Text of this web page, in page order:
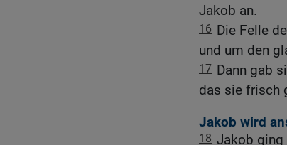
Jakob an.
16 Die Felle
und um den
17 Dann gab
das sie frisch
Jakob wird
18 Jakob ging